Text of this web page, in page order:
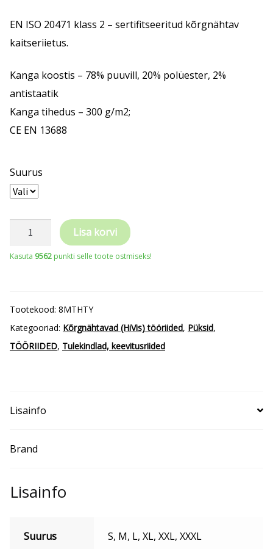
EN ISO 20471 klass 2 – sertifitseeritud kõrgnähtav
kaitseriietus.
Kanga koostis – 78% puuvill, 20% polüester, 2%
antistaatik
Kanga tihedus – 300 g/m2;
CE EN 13688
Suurus
COVERGUARD
kõrgnähtavad
Lisa korvi
Kasuta 9562 punkti selle toote ostmiseks!
Tootekood: 8MTHTY
Kategooriad: Kõrgnähtavad (HiVis) tööriided, Püksid,
TÖÖRIIDED, Tulekindlad, keevitusriided
Lisainfo
Brand
Lisainfo
Suurus S, M, L, XL, XXL, XXXL